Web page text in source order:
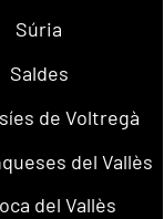
Súria
Saldes
de Voltregà
del Vallès
del Vallès